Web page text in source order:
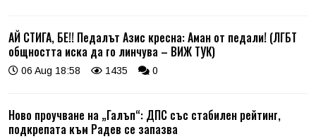
АЙ СТИГА, БЕ!! Педалът Азис кресна: Аман от педали! (ЛГБТ
общността иска да го линчува – ВИЖ ТУК)
06 Aug 18:58 1435 0
Ново проучване на „Галъп“: ДПС със стабилен рейтинг,
подкрепата към Радев се запазва